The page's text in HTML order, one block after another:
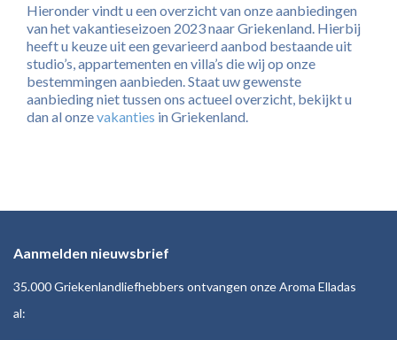
Hieronder vindt u een overzicht van onze aanbiedingen
van het vakantieseizoen 2023 naar Griekenland. Hierbij
heeft u keuze uit een gevarieerd aanbod bestaande uit
studio’s, appartementen en villa’s die wij op onze
bestemmingen aanbieden. Staat uw gewenste
aanbieding niet tussen ons actueel overzicht, bekijkt u
dan al onzevakanties in Griekenland.
Aanmelden nieuwsbrief
35.000 Griekenlandliefhebbers ontvangen onze Aroma Elladas
al: